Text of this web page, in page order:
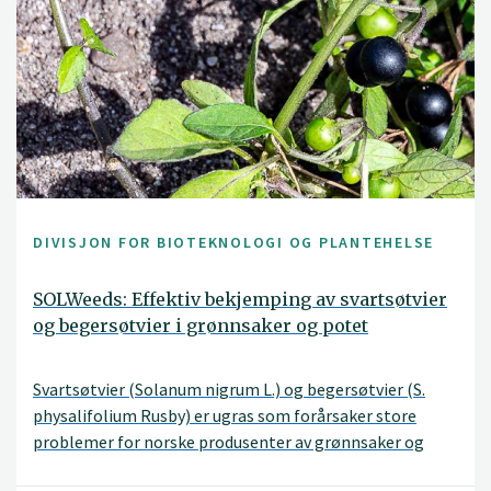
DIVISJON FOR BIOTEKNOLOGI OG PLANTEHELSE
SOLWeeds: Effektiv bekjemping av svartsøtvier
og begersøtvier i grønnsaker og potet
Svartsøtvier (Solanum nigrum L.) og begersøtvier (S.
physalifolium Rusby) er ugras som forårsaker store
problemer for norske produsenter av grønnsaker og